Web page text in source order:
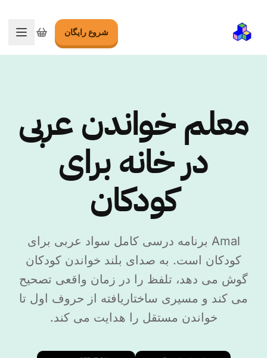
شروع رایگان
معلم خواندن عربی
در خانه برای
کودکان
Amal برنامه درسی کامل سواد عربی برای
کودکان است. به صدای بلند خواندن کودکان
گوش می دهد، تلفظ را در زمان واقعی تصحیح
می کند و مسیری ساختاریافته از حروف اول تا
خواندن مستقل را هدایت می کند.